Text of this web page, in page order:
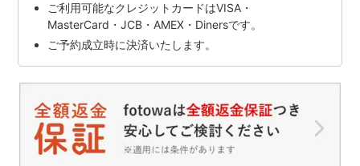
ご利用可能なクレジットカードはVISA・
MasterCard・JCB・AMEX・Dinersです。
ご予約成立時に決済いたします。